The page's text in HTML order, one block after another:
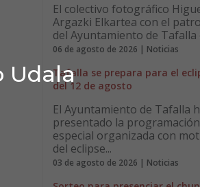
Udala
El colectivo fotográfico
Argazki Elkartea con el
del Ayuntamiento de Tafalla
06 de agosto de 2026 | Noticias
Tafalla se prepara para el
del 12 de agosto
El Ayuntamiento de Tafalla
presentado la programación
especial organizada con
del eclipse...
03 de agosto de 2026 | Noticias